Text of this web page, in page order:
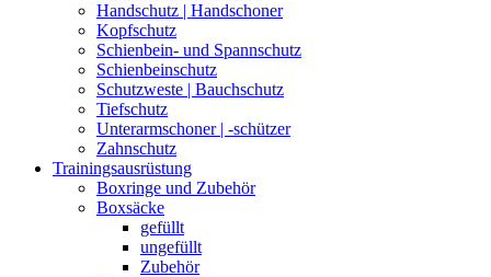
Handschutz | Handschoner
Kopfschutz
Schienbein- und Spannschutz
Schienbeinschutz
Schutzweste | Bauchschutz
Tiefschutz
Unterarmschoner | -schützer
Zahnschutz
Trainingsausrüstung
Boxringe und Zubehör
Boxsäcke
gefüllt
ungefüllt
Zubehör